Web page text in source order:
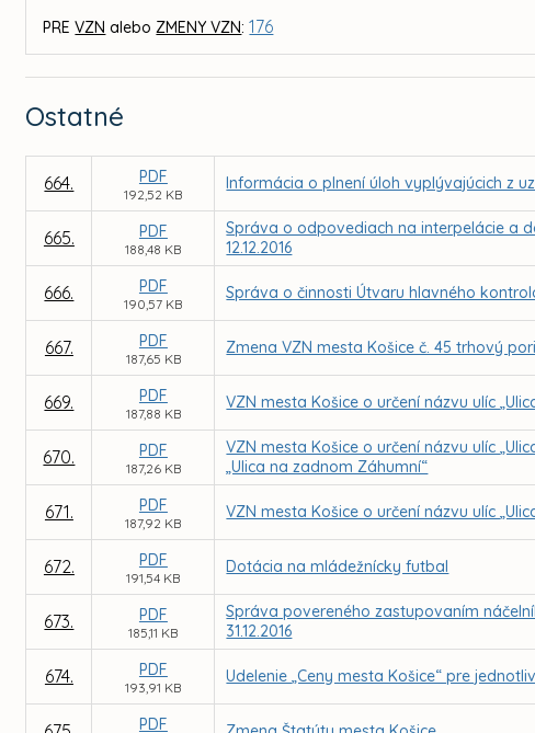
PREVZN aleboZMENY VZN: 176
Ostatné
664. PDF
192,52 KB
Informácia o plnení úloh vyplývajúcich z
665. PDF
188,48 KB
Správa o odpovediach na interpelácie a
12.12.2016
666. PDF
190,57 KB
Správa o činnosti Útvaru hlavného
667. PDF
187,65 KB
Zmena VZN mesta Košice č. 45 trhový
669. PDF
187,88 KB
VZN mesta Košice o určení názvu ulíc
670. PDF
187,26 KB
VZN mesta Košice o určení názvu ulíc
„Ulica na zadnom Záhumní“
671. PDF
187,92 KB
VZN mesta Košice o určení názvu ulíc
672. PDF
191,54 KB
Dotácia na mládežnícky futbal
673. PDF
185,11 KB
Správa povereného zastupovaním
31.12.2016
674. PDF
193,91 KB
Udelenie „Ceny mesta Košice“ pre
PDF